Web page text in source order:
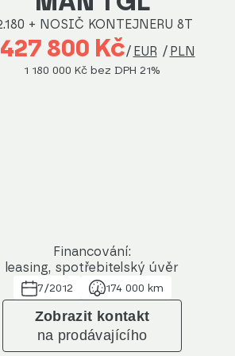
+ NOSIČ KONTEJNERU 8T
800 Kč/ EUR / PLN
1 180 000 Kč bez DPH 21%
Financování:
leasing, spotřebitelský úvěr
7/2012 174 000 km
Zobrazit kontakt
na prodávajícího